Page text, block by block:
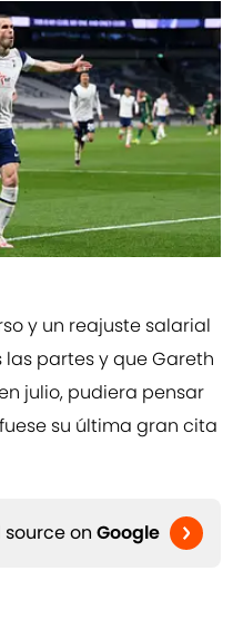
y un reajuste salarial
partes y que Gareth
julio, pudiera pensar
su última gran cita
on Google